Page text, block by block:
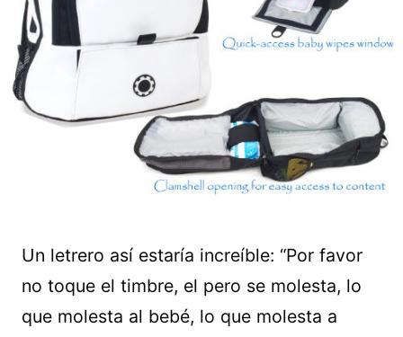
Un letrero así estaría increíble: “Por favor
no toque el timbre, el pero se molesta, lo
que molesta al bebé, lo que molesta a